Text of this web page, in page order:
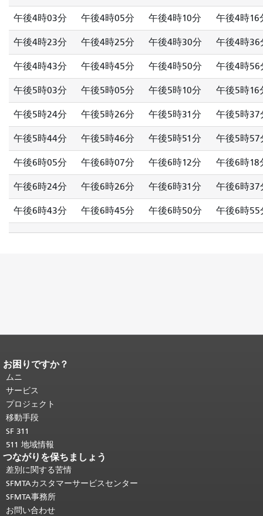
午後4時03分 午後4時05分 午後4時10分 午後4時16
午後4時23分 午後4時25分 午後4時30分 午後4時36
午後4時43分 午後4時45分 午後4時50分 午後4時56
午後5時03分 午後5時05分 午後5時10分 午後5時16
午後5時24分 午後5時26分 午後5時31分 午後5時37
午後5時44分 午後5時46分 午後5時51分 午後5時57
午後6時05分 午後6時07分 午後6時12分 午後6時18
午後6時24分 午後6時26分 午後6時31分 午後6時37
午後6時43分 午後6時45分 午後6時50分 午後6時55
ページコンテンツの終わり。
ジの残りの部分はすべてのページで繰
り返されます。
頭に戻る。
お困りですか？
ムニ
サービス
プロジェクト
移動手段
SF 311
511 地域情報
つながりを保ちましょう
差別に関する苦情
SFMTAカスタマーサービスセンター
SFMTA事務所
お問い合わせ